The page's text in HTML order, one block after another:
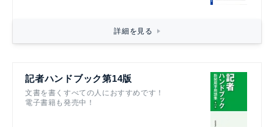
詳細を見る
記者ハンドブック第14版
文書を書くすべての人におすすめです！
電子書籍も発売中！